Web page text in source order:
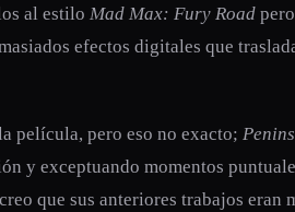
al estilo Mad Max: Fury Road
efectos digitales que
película, pero eso no exacto;
y exceptuando momentos
que sus anteriores trabajos eran